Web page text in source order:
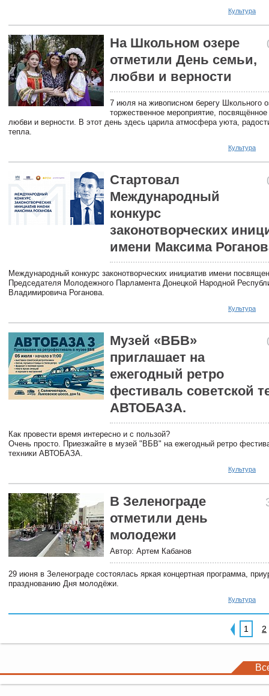
Культура
На Школьном озере
отметили День семьи,
любви и верности
7 июля на живописном берегу Школьного
торжественное мероприятие,
любви и верности. В этот день здесь царила атмосфера уюта,
тепла.
Культура
Стартовал
Международный
конкурс
законотворческих
имени Максима
Международный конкурс законотворческих инициатив имени
Председателя Молодежного Парламента Донецкой Народной
Владимировича Роганова.
Культура
Музей «ВБВ»
приглашает на
ежегодный ретро
фестиваль советской
АВТОБАЗА.
Как провести время интересно и с пользой?
Очень просто. Приезжайте в музей "ВБВ" на ежегодный ретро
техники АВТОБАЗА.
Культура
В Зеленограде
отметили день
молодежи
Автор: Артем Кабанов
29 июня в Зеленограде состоялась яркая концертная программа,
празднованию Дня молодёжи.
Культура
1 2